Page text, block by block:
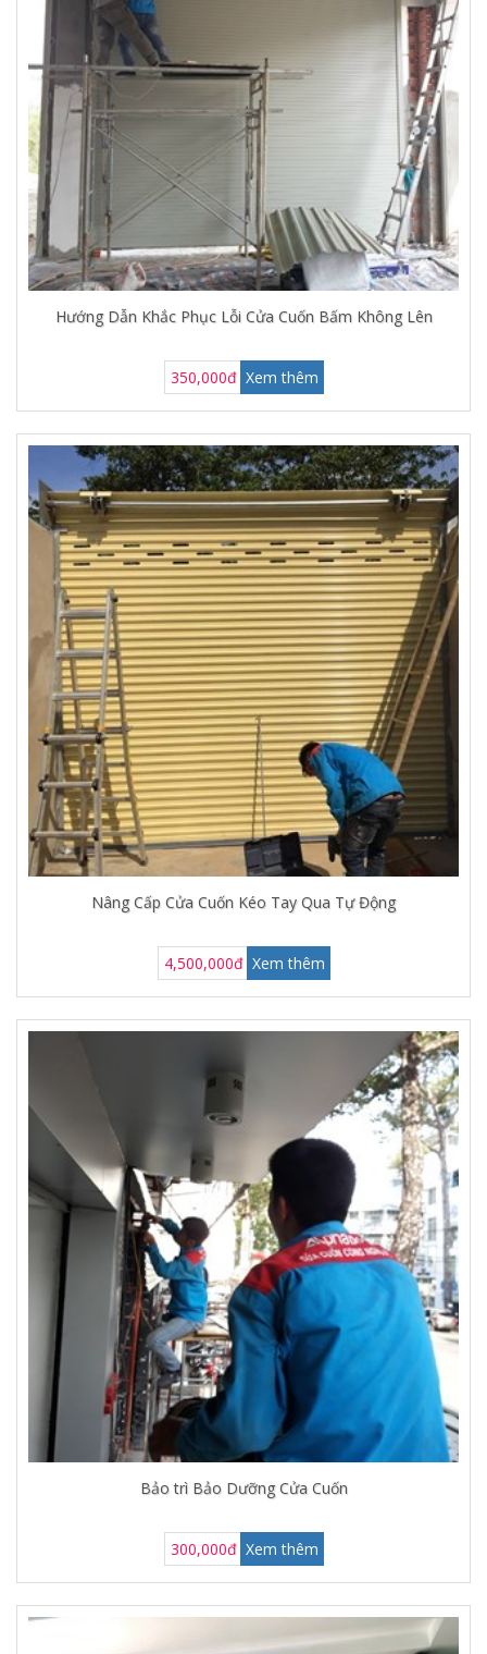
Hướng Dẫn Khắc Phục Lỗi Cửa Cuốn Bấm Không Lên
350,000đ Xem thêm
Nâng Cấp Cửa Cuốn Kéo Tay Qua Tự Động
4,500,000đ Xem thêm
Bảo trì Bảo Dưỡng Cửa Cuốn
300,000đ Xem thêm